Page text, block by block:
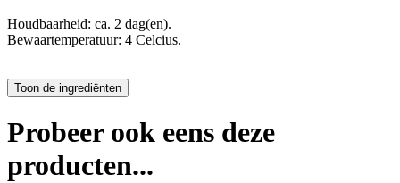
Houdbaarheid: ca. 2 dag(en).
Bewaartemperatuur: 4 Celcius.
Probeer ook eens deze
producten...